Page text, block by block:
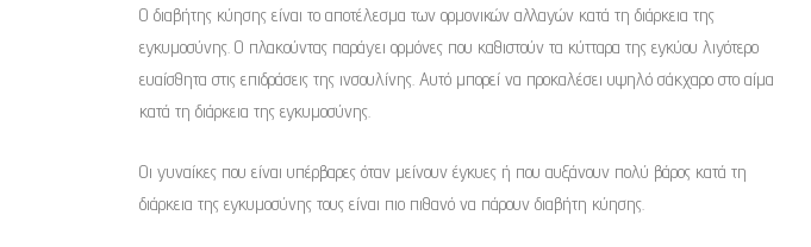
Ο διαβήτης κύησης είναι το αποτέλεσμα των ορμονικών αλλαγών κατά τη διάρκεια της
εγκυμοσύνης. Ο πλακούντας παράγει ορμόνες που καθιστούν τα κύτταρα της εγκύου λιγότερο
ευαίσθητα στις επιδράσεις της ινσουλίνης. Αυτό μπορεί να προκαλέσει υψηλό σάκχαρο στο αίμα
κατά τη διάρκεια της εγκυμοσύνης.
Οι γυναίκες που είναι υπέρβαρες όταν μείνουν έγκυες ή που αυξάνουν πολύ βάρος κατά τη
διάρκεια της εγκυμοσύνης τους είναι πιο πιθανό να πάρουν διαβήτη κύησης.